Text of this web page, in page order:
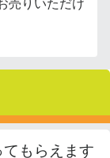
売りいただけ
もらえます